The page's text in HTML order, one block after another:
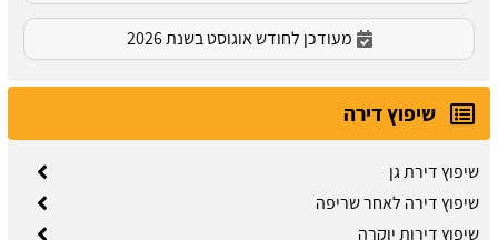
מעודכן לחודש אוגוסט בשנת 2026
שיפוץ דירה
שיפוץ דירת גן
שיפוץ דירה לאחר שריפה
שיפוץ דירות יוקרה